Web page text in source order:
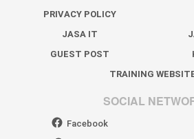
PRIVACY POLICY
JASA IT
GUEST POST
TRAINING
SOCIAL
Facebook